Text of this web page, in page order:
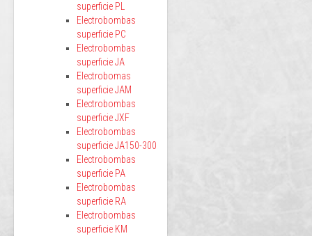
superficie PL
Electrobombas
superficie PC
Electrobombas
superficie JA
Electrobomas
superficie JAM
Electrobombas
superficie JXF
Electrobombas
superficie JA150-300
Electrobombas
superficie PA
Electrobombas
superficie RA
Electrobombas
superficie KM